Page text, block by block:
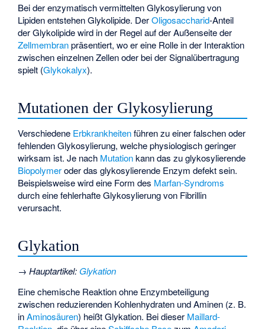
Bei der enzymatisch vermittelten Glykosylierung von
Lipiden entstehen Glykolipide. DerOligosaccharid-Anteil
der Glykolipide wird in der Regel auf der Außenseite der
Zellmembranpräsentiert, wo er eine Rolle in der Interaktion
zwischen einzelnen Zellen oder bei der Signalübertragung
spielt (Glykokalyx).
Mutationen der Glykosylierung
Verschiedene Erbkrankheitenführen zu einer falschen oder
fehlenden Glykosylierung, welche physiologisch geringer
wirksam ist. Je nach Mutationkann das zu glykosylierende
Biopolymeroder das glykosylierende Enzym defekt sein.
Beispielsweise wird eine Form des Marfan-Syndroms
durch eine fehlerhafte Glykosylierung von Fibrillin
verursacht.
Glykation
→Hauptartikel: Glykation
Eine chemische Reaktion ohne Enzymbeteiligung
zwischen reduzierenden Kohlenhydraten und Aminen (z. B.
inAminosäuren) heißt Glykation. Bei dieser Maillard-